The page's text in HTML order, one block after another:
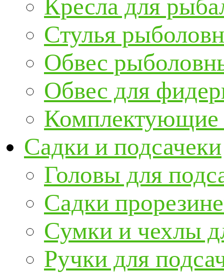
Кресла для
Стулья
Обвес
Обвес для
Комплектующие
Садки и подсачеки
Головы для
Садки
Сумки и чехлы
Ручки для